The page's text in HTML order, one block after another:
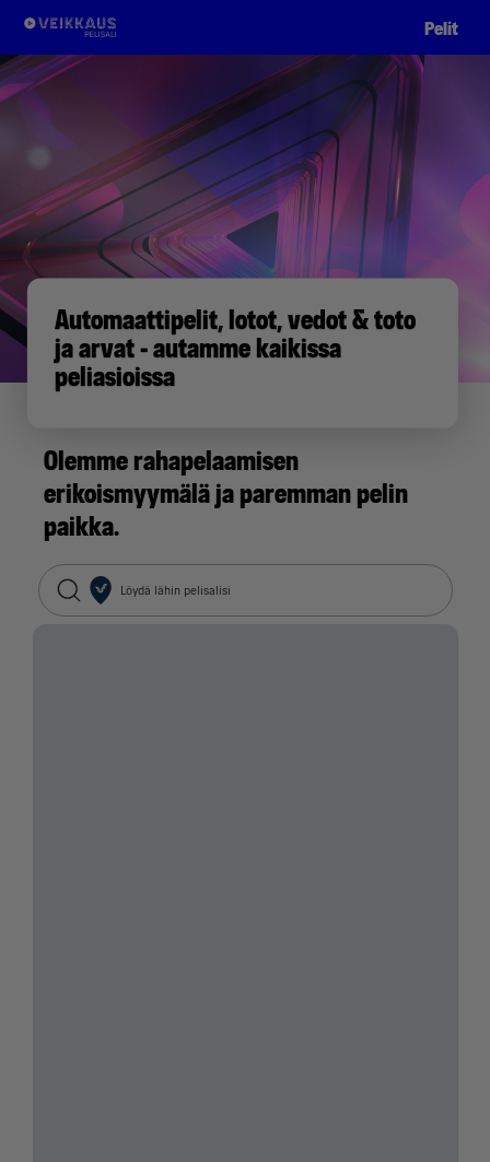
Pelit
Automaattipelit, lotot, vedot & toto
ja arvat - autamme kaikissa
peliasioissa
Olemme rahapelaamisen
erikoismyymälä ja paremman pelin
paikka.